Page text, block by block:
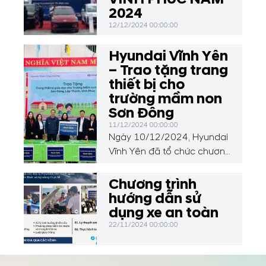
2024
12/12/2024 00:00:00
Hyundai Vĩnh Yên
– Trao tặng trang
thiết bị cho
trường mầm non
Sơn Đông
11/12/2024 00:00:00
Ngày 10/12/2024, Hyundai
Vĩnh Yên đã tổ chức chương
trao tặng 50 chiếc bàn học,
01 loa, 30 bộ đồ dùng học
liệu và đồ chơi cho các em
học sinh tại Trường Mầm
Chương trình
hướng dẫn sử
dụng xe an toàn
22/11/2024 00:00:00